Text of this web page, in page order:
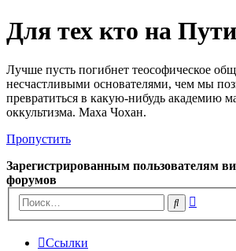
Для тех кто на Пути
Лучше пусть погибнет теософическое
несчастливыми основателями, чем мы
превратиться в какую-нибудь академию
оккультизма. Маха Чохан.
Пропустить
Зарегистрированным пользователям
форумов
Поиск
Ссылки